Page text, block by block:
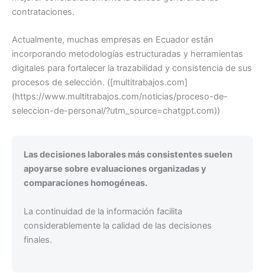
contrataciones.
Actualmente, muchas empresas en Ecuador están
incorporando metodologías estructuradas y herramientas
digitales para fortalecer la trazabilidad y consistencia de sus
procesos de selección. ([multitrabajos.com]
(https://www.multitrabajos.com/noticias/proceso-de-
seleccion-de-personal/?utm_source=chatgpt.com))
Las decisiones laborales más consistentes suelen
apoyarse sobre evaluaciones organizadas y
comparaciones homogéneas.
La continuidad de la información facilita
considerablemente la calidad de las decisiones
finales.